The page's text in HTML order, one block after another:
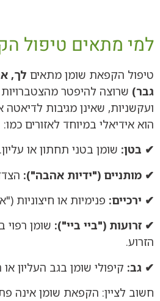
למי מתאים טיפול
טיפול הקפאת שומן מתאים לך,
גבר) שרוצה להיפטר מהצטברויות
ועקשניות, שאינן מגיבות לדיאטה
הוא אידיאלי במיוחד לאזורים כמו:
✔ בטן: שומן בטני תחתון או עליון.
✔ מותניים ("ידיות אהבה"):
✔ ירכיים: פנימיות או חיצוניות
✔ זרועות ("ביי ביי"): שומן
הזרוע.
✔ גב: קיפולי שומן בגב העליון
חשוב לציין: הקפאת שומן אינה